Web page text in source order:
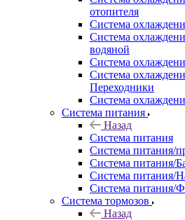
отопителя
Система
Система
водяной
Система
Система
Переходники
Система
Система питания
Назад
Система питания
Система питания/
Система питания/
Система питания/
Система питания/
Система тормозов
Назад